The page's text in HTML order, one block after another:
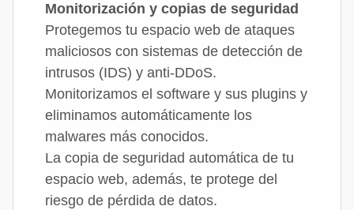
Monitorización y copias de seguridad
Protegemos tu espacio web de ataques
maliciosos con sistemas de detección de
intrusos (IDS) y anti-DDoS.
Monitorizamos el software y sus plugins y
eliminamos automáticamente los
malwares más conocidos.
La copia de seguridad automática de tu
espacio web, además, te protege del
riesgo de pérdida de datos.